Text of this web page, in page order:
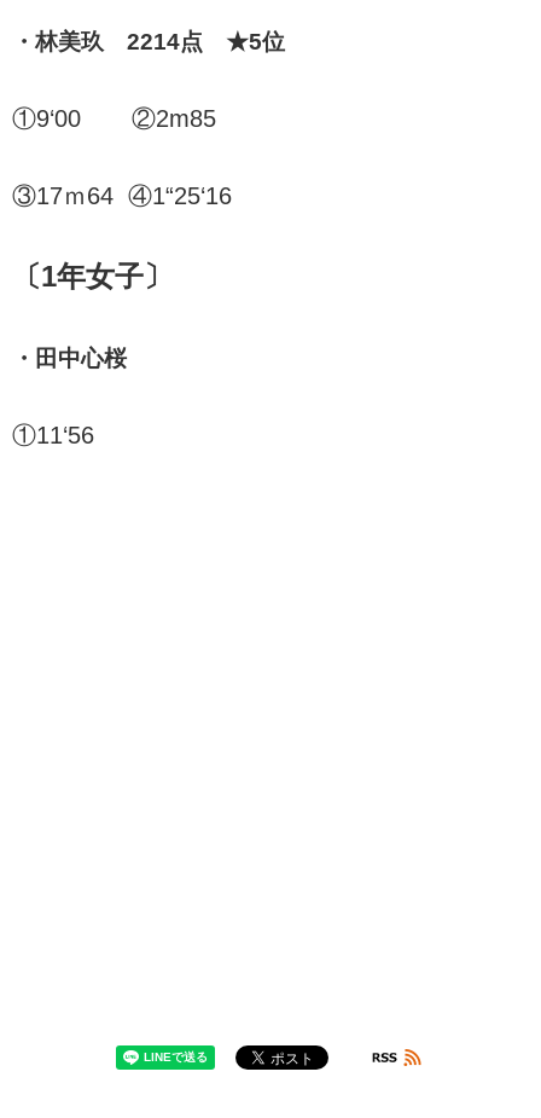
・林美玖 2214点 ★5位
①9‘00 ②2m85
③17ｍ64 ④1“25‘16
〔1年女子〕
・田中心桜
①11‘56